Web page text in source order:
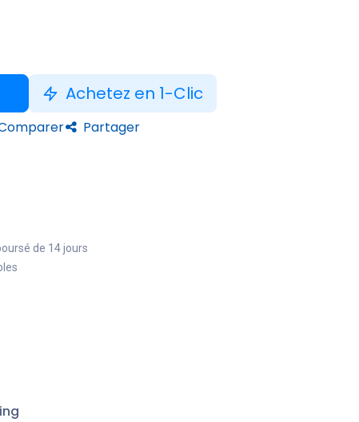
Achetez en 1-Clic
Partager
de 14 jours